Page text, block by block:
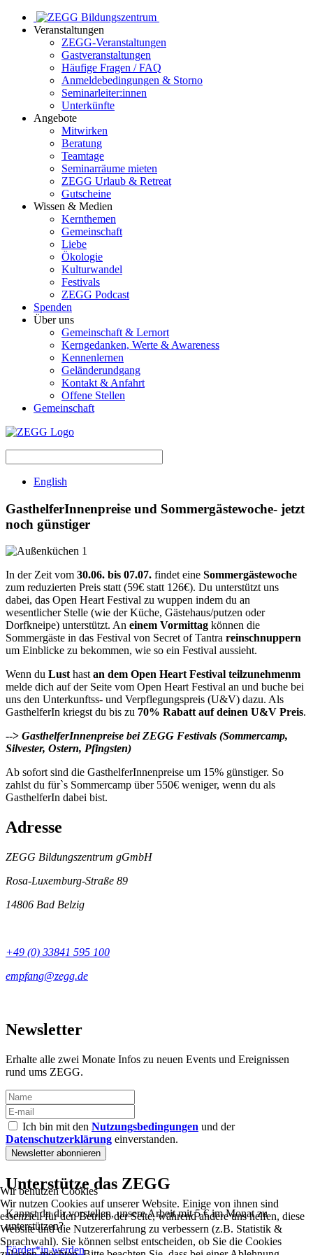
Veranstaltungen
ZEGG-Veranstaltungen
Gastveranstaltungen
Häufige Fragen / FAQ
Anmeldebedingungen & Storno
Seminarleiter:innen
Unterkünfte
Angebote
Mitwirken
Beratung
Teamtage
Seminarräume mieten
ZEGG Urlaub & Retreat
Gutscheine
Wissen & Medien
Kernthemen
Gemeinschaft
Liebe
Ökologie
Kulturwandel
Festivals
ZEGG Podcast
Spenden
Über uns
Gemeinschaft & Lernort
Kerngedanken, Werte & Awareness
Kennenlernen
Geländerundgang
Kontakt & Anfahrt
Offene Stellen
Gemeinschaft
English
GasthelferInnenpreise und Sommergästewoche- jetzt
noch günstiger
In der Zeit vom 30.06. bis 07.07. findet eine Sommergästewoche
zum reduzierten Preis statt (59€ statt 126€). Du unterstützt uns
dabei, das Open Heart Festival zu wuppen indem du an
wesentlicher Stelle (wie der Küche, Gästehaus/putzen oder
Dorfkneipe) unterstützt. An einem Vormittag können die
Sommergäste in das Festival von Secret of Tantra reinschnuppern
um Einblicke zu bekommen, wie so ein Festival aussieht.
Wenn du Lusthastan dem Open Heart Festival teilzunehmenm
melde dich auf der Seite vom Open Heart Festival an und buche bei
uns den Unterkunftss- und Verpflegungspreis (U&V) dazu. Als
GasthelferIn kriegst du bis zu 70% Rabatt auf deinen U&V Preis.
--> GasthelferInnenpreise bei ZEGG Festivals (Sommercamp,
Silvester, Ostern, Pfingsten)
Ab sofort sind die GasthelferInnenpreise um 15% günstiger. So
zahlst du für`s Sommercamp über 550€ weniger, wenn du als
GasthelferIn dabei bist.
Adresse
ZEGG Bildungszentrum gGmbH
Rosa-Luxemburg-Straße 89
14806 Bad Belzig
+49 (0) 33841 595 100
Newsletter
Erhalte alle zwei Monate Infos zu neuen Events und Ereignissen
rund ums ZEGG.
Ich bin mit den Nutzungsbedingungen und der
Datenschutzerklärung einverstanden.
Unterstütze das ZEGG
Kannst du dir vorstellen, unsere Arbeit mit 5 € im Monat zu
unterstützen?
Förder*in werden
Wir benutzen Cookies
Wir nutzen Cookies auf unserer Website. Einige von ihnen sind
essenziell für den Betrieb der Seite, während andere uns helfen, diese
Website und die Nutzererfahrung zu verbessern (z.B. Statistik &
Sprachwahl). Sie können selbst entscheiden, ob Sie die Cookies